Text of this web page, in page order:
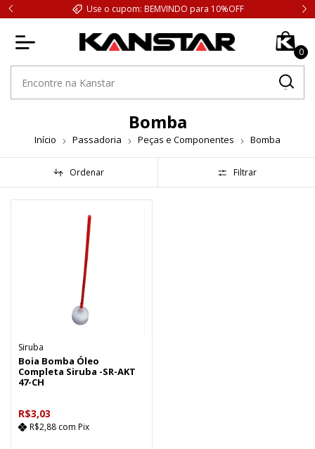
Use o cupom: BEMVINDO para 10%OFF
0
Bomba
Início Passadoria Peças e Componentes Bomba
Ordenar Filtrar
Siruba
Boia Bomba Óleo
Completa Siruba -SR-AKT
47-CH
R$3,03
R$2,88 com Pix